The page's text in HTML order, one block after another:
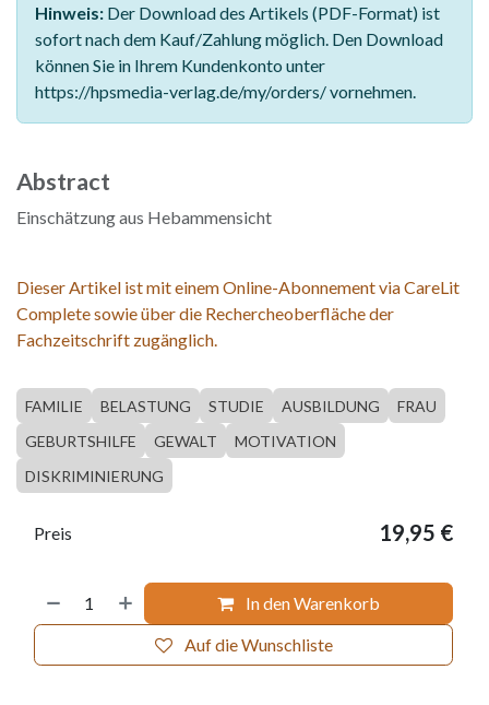
Hinweis: Der Download des Artikels (PDF-Format) ist
sofort nach dem Kauf/Zahlung möglich. Den Download
können Sie in Ihrem Kundenkonto unter
https://hpsmedia-verlag.de/my/orders/ vornehmen.
Abstract
Einschätzung aus Hebammensicht
Dieser Artikel ist mit einem Online-Abonnement via CareLit
Complete sowie über die Rechercheoberfläche der
Fachzeitschrift zugänglich.
FAMILIE BELASTUNG STUDIE AUSBILDUNG
FRAU
GEBURTSHILFE
GEWALT
MOTIVATION
DISKRIMINIERUNG
In den Warenkorb
Auf die Wunschliste
Preis 19,95 €